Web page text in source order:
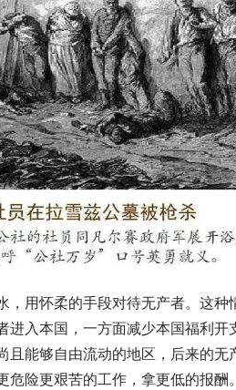
用怀柔的手段对待无产者。这种
入本国，一方面减少本国福利开
能够自由流动的地区，后来的无
险更艰苦的工作，拿更低的报酬